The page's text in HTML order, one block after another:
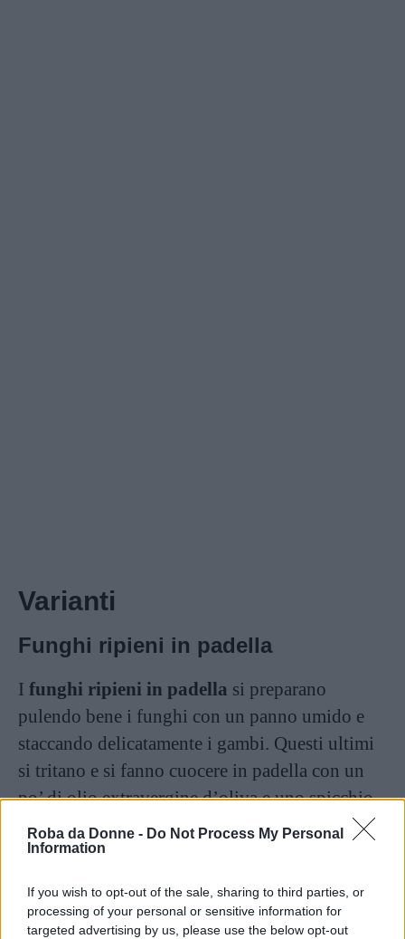
Roba da Donne - Do Not Process My Personal
Information
If you wish to opt-out of the sale, sharing to third parties, or
processing of your personal or sensitive information for
targeted advertising by us, please use the below opt-out
Varianti
Funghi ripieni in padella
I funghi ripieni in padella si preparano
pulendo bene i funghi con un panno umido e
staccando delicatamente i gambi. Questi ultimi
si tritano e si fanno cuocere in padella con un
po’ di olio extravergine d’oliva e uno spicchio
d’aglio.
prosciutto cotto, quindi si regola di sale e pepe.
Ai gambi dei funghi si aggiungono delle patate